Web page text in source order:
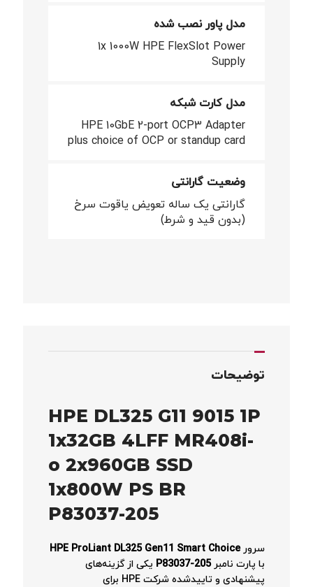
مدل پاور نصب شده
1x 1000W HPE FlexSlot Power
Supply
مدل کارت شبکه
HPE 10GbE 2-port OCP3 Adapter
plus choice of OCP or standup card
وضعیت گارانتی
گارانتی یک ساله تعویض یاقوت سرخ
(بدون قید و شرط)
توضیحات
HPE DL325 G11 9015 1P
1x32GB 4LFF MR408i-
o 2x960GB SSD
1x800W PS BR
P83037-205
سرورHPE ProLiant DL325 Gen11 Smart Choice
با پارت نامبرP83037-205 یکی از گزینه‌های
پیشنهادی و تایید‌شده شرکت HPE برای